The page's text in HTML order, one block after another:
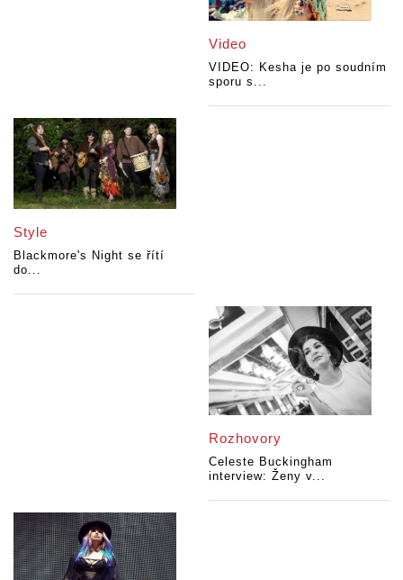
Video
VIDEO: Kesha je po soudním
sporu s...
Style
Blackmore's Night se řítí
do...
Rozhovory
Celeste Buckingham
interview: Ženy v...